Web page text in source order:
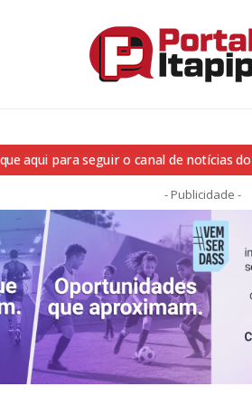
aqui para seguir o canal de notícias
- Publicidade -